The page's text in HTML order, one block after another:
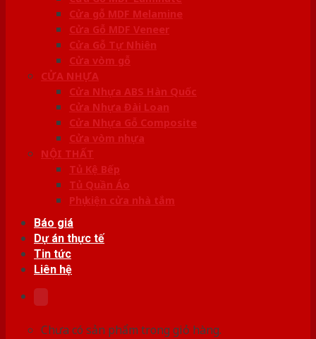
Cửa gỗ MDF Melamine
Cửa Gỗ MDF Veneer
Cửa Gỗ Tự Nhiên
Cửa vòm gỗ
CỬA NHỰA
Cửa Nhựa ABS Hàn Quốc
Cửa Nhựa Đài Loan
Cửa Nhựa Gỗ Composite
Cửa vòm nhựa
NỘI THẤT
Tủ Kệ Bếp
Tủ Quần Áo
Phụ kiện cửa nhà tắm
Báo giá
Dự án thực tế
Tin tức
Liên hệ
Chưa có sản phẩm trong giỏ hàng.